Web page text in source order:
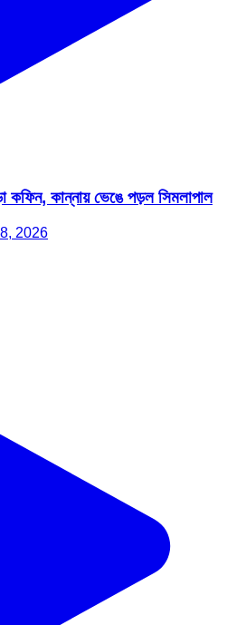
কফিন, কান্নায় ভেঙে পড়ল সিমলাপাল
2026